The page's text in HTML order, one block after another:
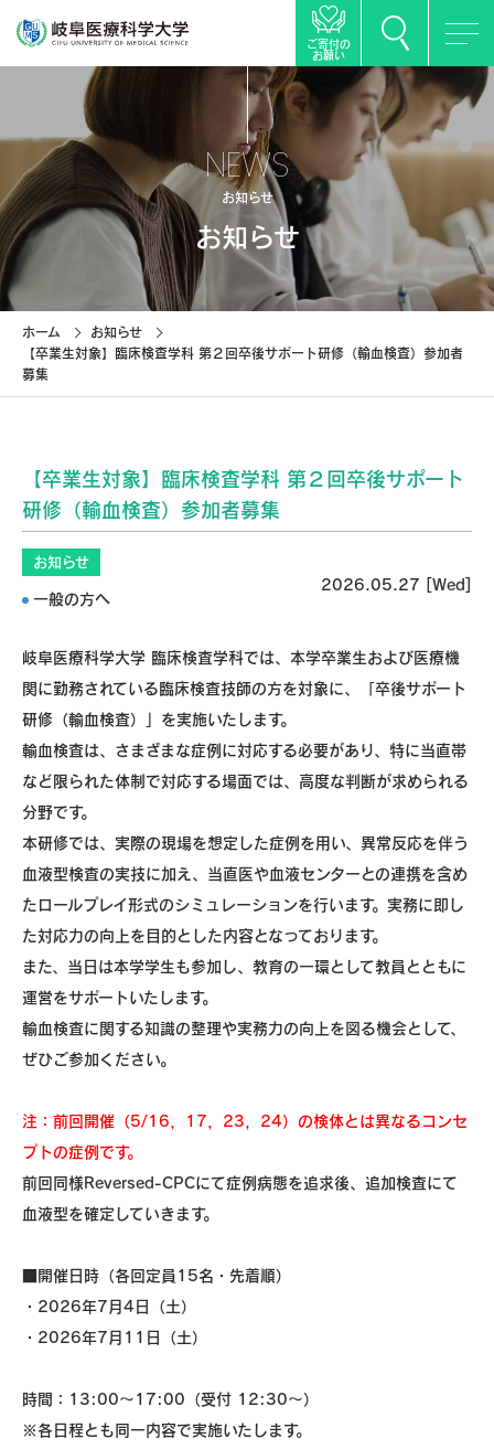
ご寄付の
お願い
NEWS
お知らせ
お知らせ
ホーム
お知らせ
【卒業生対象】臨床検査学科 第２回卒後サポート研修（輸血検査）参加者
募集
【卒業生対象】臨床検査学科 第２回卒後サポート
研修（輸血検査）参加者募集
お知らせ
一般の方へ
2026.05.27 [Wed]
岐阜医療科学大学 臨床検査学科では、本学卒業生および医療機
関に勤務されている臨床検査技師の方を対象に、「卒後サポート
研修（輸血検査）」を実施いたします。
輸血検査は、さまざまな症例に対応する必要があり、特に当直帯
など限られた体制で対応する場面では、高度な判断が求められる
分野です。
本研修では、実際の現場を想定した症例を用い、異常反応を伴う
血液型検査の実技に加え、当直医や血液センターとの連携を含め
たロールプレイ形式のシミュレーションを行います。実務に即し
た対応力の向上を目的とした内容となっております。
また、当日は本学学生も参加し、教育の一環として教員とともに
運営をサポートいたします。
輸血検査に関する知識の整理や実務力の向上を図る機会として、
ぜひご参加ください。
注：前回開催（5/16，17，23，24）の検体とは異なるコンセ
プトの症例です。
前回同様Reversed-CPCにて症例病態を追求後、追加検査にて
血液型を確定していきます。
■開催日時（各回定員15名・先着順）
・2026年7月4日（土）
・2026年7月11日（土）
時間：13:00～17:00（受付 12:30～）
※各日程とも同一内容で実施いたします。